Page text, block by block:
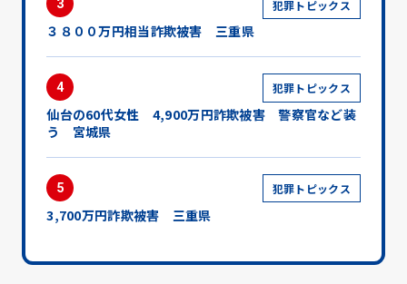
3 犯罪トピックス
３８００万円相当詐欺被害 三重県
4 犯罪トピックス
仙台の60代女性 4,900万円詐欺被害 警察官など装
う 宮城県
5 犯罪トピックス
3,700万円詐欺被害 三重県